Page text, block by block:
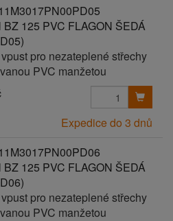
BZ 125 PVC FLAGON ŠEDÁ
pro nezateplené střechy
PVC manžetou
Expedice do 3 dnů
BZ 125 PVC FLAGON ŠEDÁ
pro nezateplené střechy
PVC manžetou